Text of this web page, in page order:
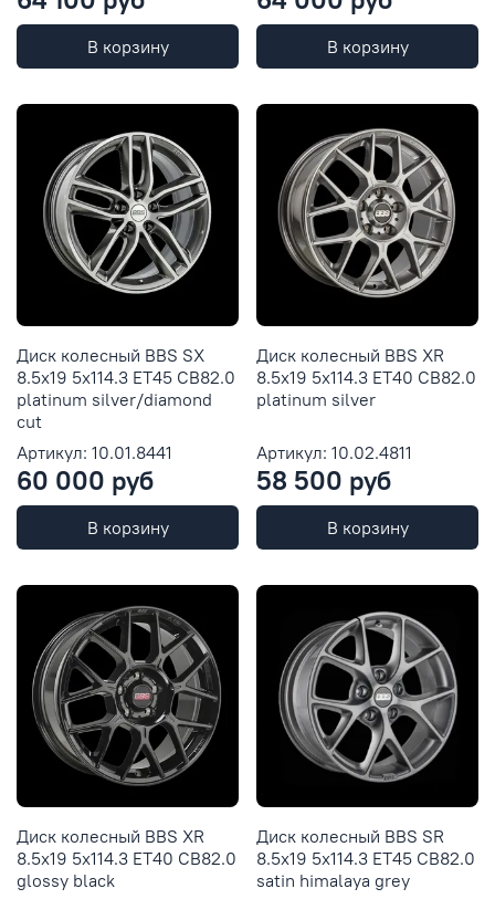
В корзину В корзину
Диск колесный BBS SX
8.5x19 5x114.3 ET45 CB82.0
platinum silver/diamond
cut
Артикул: 10.01.8441
60 000 руб
В корзину
Диск колесный BBS XR
8.5x19 5x114.3 ET40 CB82.0
platinum silver
Артикул: 10.02.4811
58 500 руб
В корзину
Диск колесный BBS XR
8.5x19 5x114.3 ET40 CB82.0
glossy black
Диск колесный BBS SR
8.5x19 5x114.3 ET45 CB82.0
satin himalaya grey